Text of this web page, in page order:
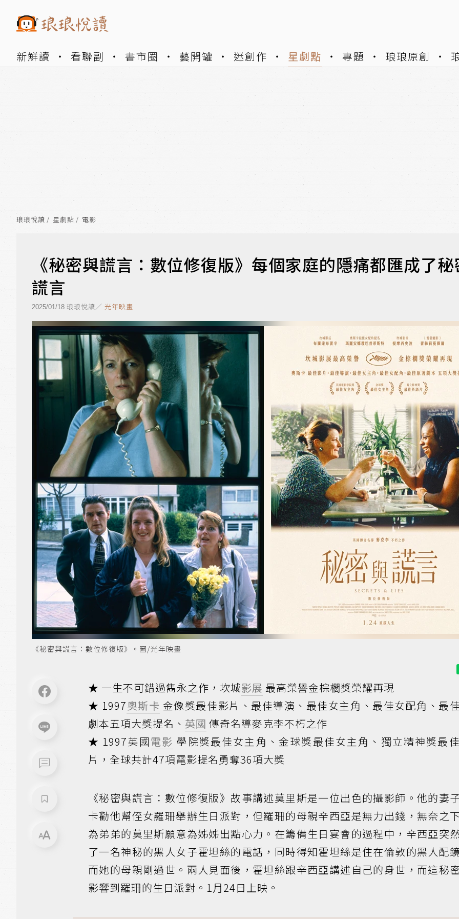
新鮮讀 看聯副 書市圈 藝開罐 迷創作 星劇點 專題 琅琅原創
琅琅悅讀 星劇點 電影
《秘密與謊言：數位修復版》每個家庭的隱痛都匯成了
謊言
2025/01/18 琅琅悅讀／ 光年映畫
《秘密與謊言：數位修復版》。圖/光年映畫
★ 一生不可錯過雋永之作，坎城影展 最高榮譽金棕櫚獎榮耀再現
★ 1997奧斯卡 金像獎最佳影片、最佳導演、最佳女主角、最佳女配角、最
劇本五項大獎提名、 英國 傳奇名導麥克李不朽之作
★ 1997英國電影 學院獎最佳女主角、金球獎最佳女主角、獨立精神獎最
片，全球共計47項電影提名勇奪36項大獎
《秘密與謊言：數位修復版》故事講述莫里斯是一位出色的攝影師。他的妻
卡勸他幫侄女羅珊舉辦生日派對，但羅珊的母親辛西亞是無力出錢，無奈之
為弟弟的莫里斯願意為姊姊出點心力。在籌備生日宴會的過程中，辛西亞突
了一名神秘的黑人女子霍坦絲的電話，同時得知霍坦絲是住在倫敦的黑人配
而她的母親剛過世。兩人見面後，霍坦絲跟辛西亞講述自己的身世，而這秘
影響到羅珊的生日派對。1月24日上映。